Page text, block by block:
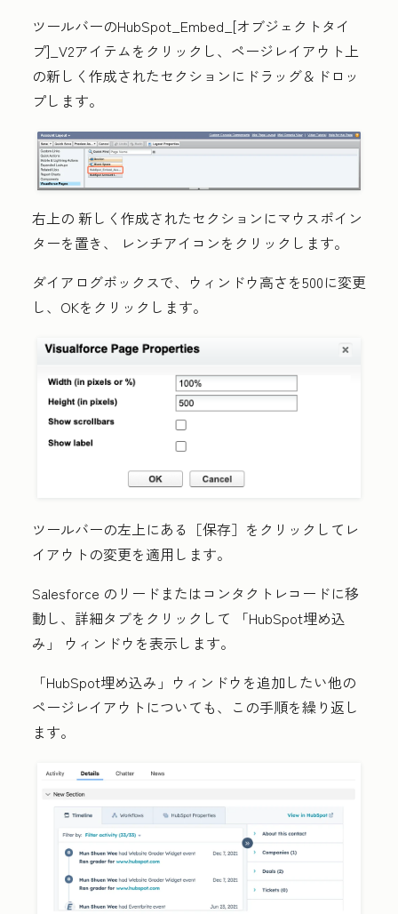
ツールバーのHubSpot_Embed_[オブジェクトタイ
プ]_V2アイテムをクリックし、ページレイアウト上
の新しく作成されたセクションにドラッグ＆ドロッ
プします。
右上の 新しく作成されたセクション にマウスポイン
ターを置き、
レンチアイコンをクリックします。
ダイアログボックスで、ウィンドウ高さを500に変更
し、 OKをクリックします。
ツールバーの左上にある ［保存］ をクリックしてレ
イアウトの変更を適用します。
Salesforce のリードまたはコンタクトレコードに移
動し、 詳細タブをクリックして 「HubSpot埋め込
み」 ウィンドウを表示します。
「HubSpot埋め込み」ウィンドウを追加したい他の
ページレイアウトについても、この手順を繰り返し
ます。